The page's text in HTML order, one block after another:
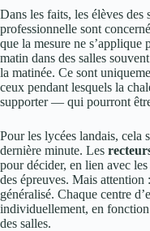
Dans les faits, les élèves des
professionnelle sont
que la mesure ne s’applique
matin dans des salles
la matinée. Ce sont
ceux pendant lesquels la
supporter — qui pourront
Pour les lycées landais, cela
dernière minute. Les
pour décider, en lien avec
des épreuves. Mais attention
généralisé. Chaque centre
individuellement, en
des salles.